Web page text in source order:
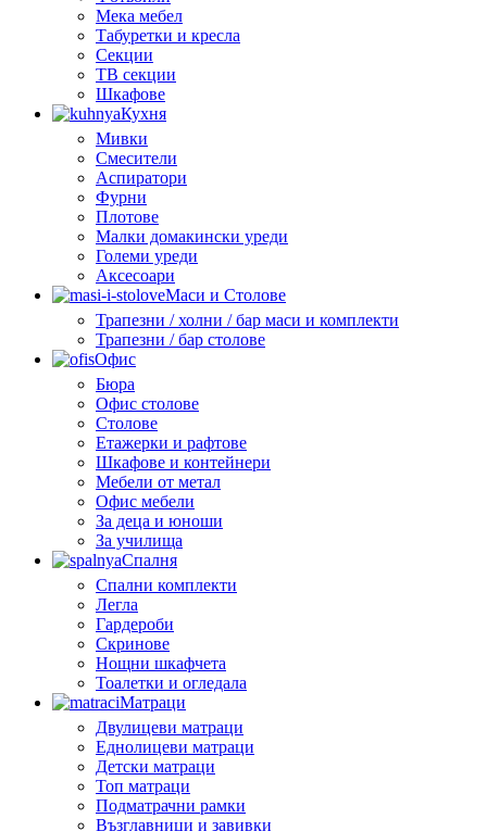
Мека мебел
Табуретки и кресла
Секции
ТВ секции
Шкафове
Кухня
Мивки
Смесители
Аспиратори
Фурни
Плотове
Малки домакински уреди
Големи уреди
Аксесоари
Маси и Столове
Трапезни / холни / бар маси и комплекти
Трапезни / бар столове
Офис
Бюра
Офис столове
Столове
Етажерки и рафтове
Шкафове и контейнери
Мебели от метал
Офис мебели
За деца и юноши
За училища
Спалня
Спални комплекти
Легла
Гардероби
Скринове
Нощни шкафчета
Тоалетки и огледала
Матраци
Двулицеви матраци
Еднолицеви матраци
Детски матраци
Топ матраци
Подматрачни рамки
Възглавници и завивки